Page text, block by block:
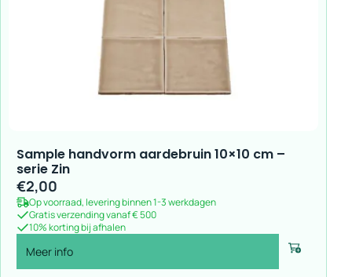
Sample handvorm aardebruin 10×10 cm –
serie Zin
€2,00
Op voorraad, levering binnen 1-3 werkdagen
Gratis verzending vanaf € 500
10% korting bij afhalen
Meer info Voeg toe